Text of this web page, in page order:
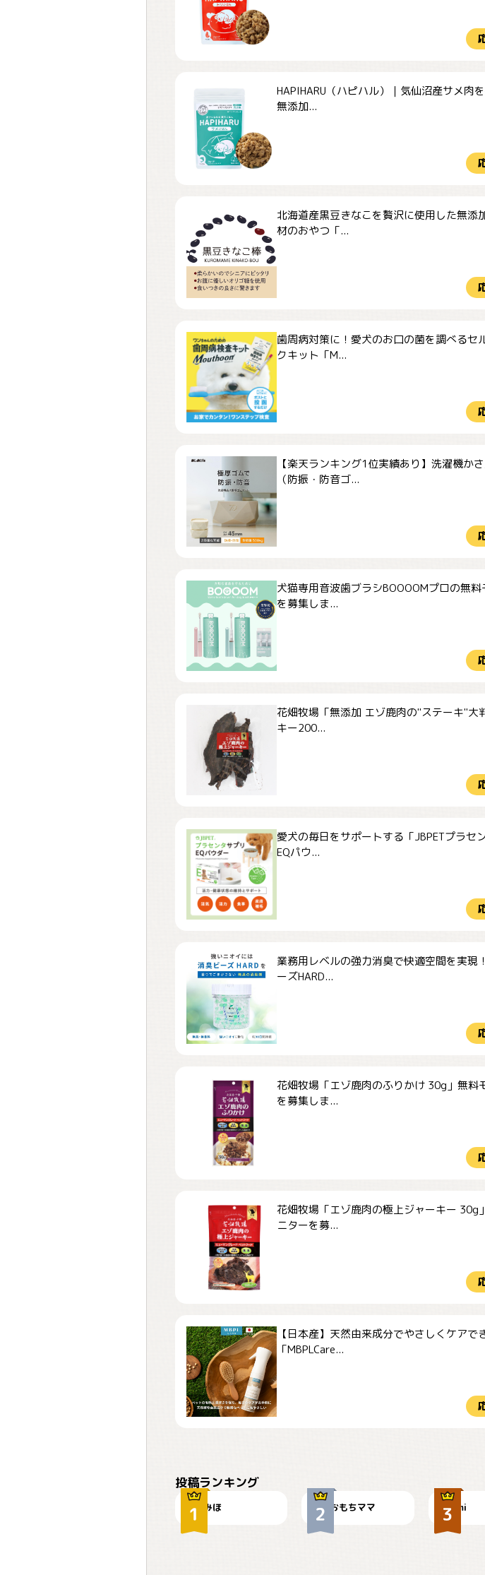
HAPIHARU（ハピハル）｜気仙沼産サメ肉
無添加...
北海道産黒豆きなこを贅沢に使用した無添
材のおやつ「...
歯周病対策に！愛犬のお口の菌を調べるセ
クキット「M...
【楽天ランキング1位実績あり】洗濯機か
（防振・防音ゴ...
犬猫専用音波歯ブラシBOOOOMプロの無料
を募集しま...
花畑牧場「無添加 エゾ鹿肉の"ステーキ"大
キー200...
愛犬の毎日をサポートする「JBPETプラセ
EQパウ...
業務用レベルの強力消臭で快適空間を実現
ーズHARD...
花畑牧場「エゾ鹿肉のふりかけ 30g」無料
を募集しま...
花畑牧場「エゾ鹿肉の極上ジャーキー 30g
ニターを募...
【日本産】天然由来成分でやさしくケアで
「MBPLCare...
投稿ランキング
みほ おもちママ mi